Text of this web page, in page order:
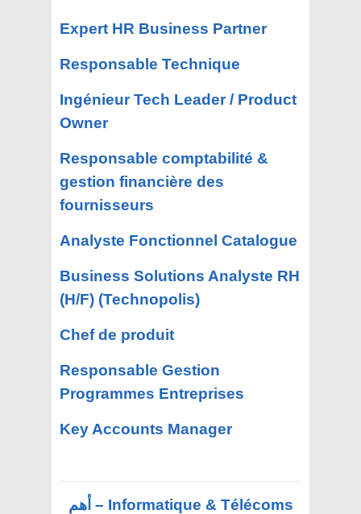
Expert HR Business Partner
Responsable Technique
Ingénieur Tech Leader / Product
Owner
Responsable comptabilité &
gestion financière des
fournisseurs
Analyste Fonctionnel Catalogue
Business Solutions Analyste RH
(H/F) (Technopolis)
Chef de produit
Responsable Gestion
Programmes Entreprises
Key Accounts Manager
Informatique & Télécoms – أهم